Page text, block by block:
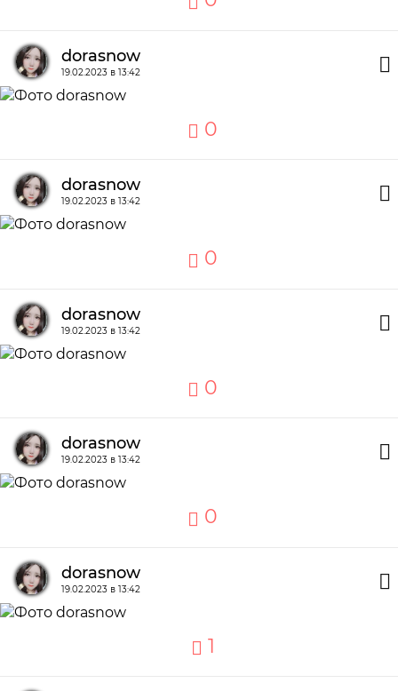
dorasnow
19.02.2023 в 13:42
0
dorasnow
19.02.2023 в 13:42
0
dorasnow
19.02.2023 в 13:42
0
dorasnow
19.02.2023 в 13:42
0
dorasnow
19.02.2023 в 13:42
1